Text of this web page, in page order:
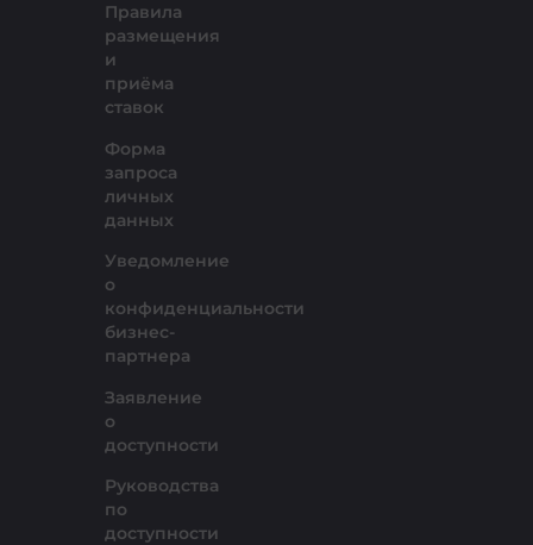
Правила
размещения
и
приёма
ставок
Форма
запроса
личных
данных
Уведомление
о
конфиденциальности
бизнес-
партнера
Заявление
о
доступности
Руководства
по
доступности